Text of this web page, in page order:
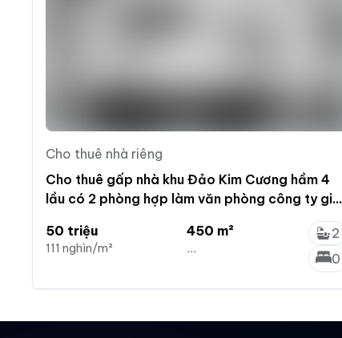
Cho thuê nhà riêng
Cho thuê gấp nhà khu Đảo Kim Cương hầm 4
lầu có 2 phòng hợp làm văn phòng công ty giá
50 triệu
111 nghìn/m²
450 m²
...
2
0